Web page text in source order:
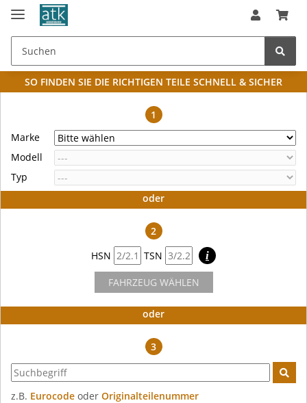
SO FINDEN SIE DIE RICHTIGEN TEILE SCHNELL & SICHER
1
Marke
Modell
Typ
oder
2
HSN
TSN i
FAHRZEUG WÄHLEN
oder
3
z.B. Eurocode oder Originalteilenummer